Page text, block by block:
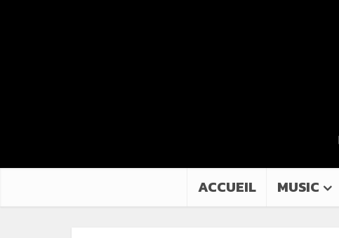
ACCUEIL MUSIC